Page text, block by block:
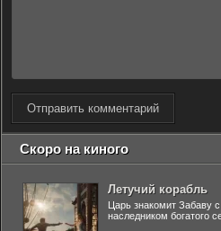
Отправить комментарий
Скоро на киного
Летучий корабль
Царь знакомит Забаву
наследником богатого